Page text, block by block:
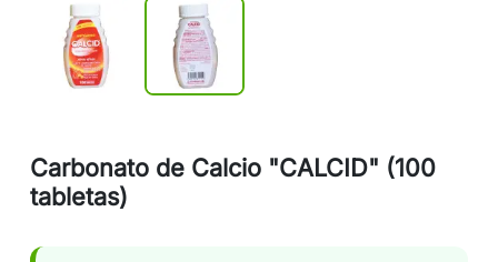
Carbonato de Calcio "CALCID" (100
tabletas)